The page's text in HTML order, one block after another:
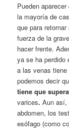
Pueden
la mayoría de
que para
fuerza de la
hacer frente.
ya se ha perdido
a las venas tiene
podemos decir
tiene que
varices. Aun así,
abdomen, los
esófago (como